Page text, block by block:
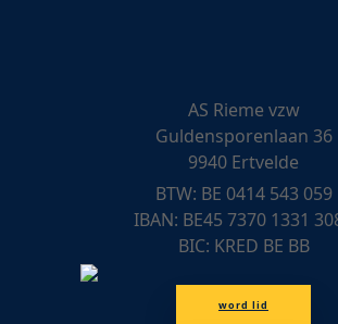
AS Rieme vzw
Guldensporenlaan 36
9940 Ertvelde
BTW: BE 0414 543 059
IBAN: BE45 7370 1331
BIC: KRED BE BB
word lid